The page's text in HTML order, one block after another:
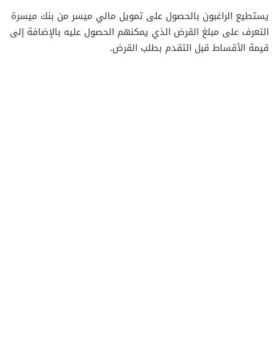
2
يستطيع الراغبون بالحصول على تمويل مالي ميسر من بنك ميسرة
التعرف على مبلغ القرض الذي يمكنهم الحصول عليه بالإضافة إلى
قيمة الأقساط قبل التقدم بطلب القرض.